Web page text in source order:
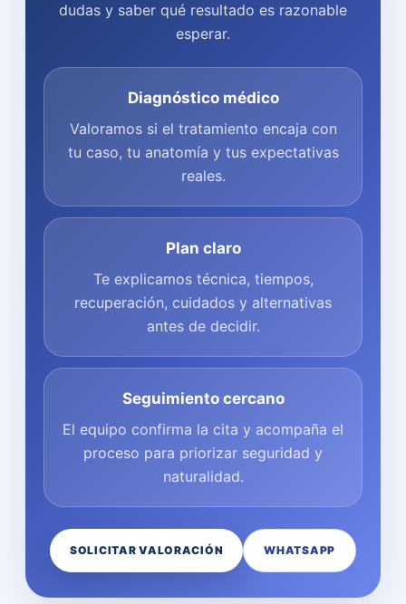
dudas y saber qué resultado es razonable
esperar.
Diagnóstico médico
Valoramos si el tratamiento encaja con
tu caso, tu anatomía y tus expectativas
reales.
Plan claro
Te explicamos técnica, tiempos,
recuperación, cuidados y alternativas
antes de decidir.
Seguimiento cercano
El equipo confirma la cita y acompaña el
proceso para priorizar seguridad y
naturalidad.
SOLICITAR VALORACIÓN WHATSAPP